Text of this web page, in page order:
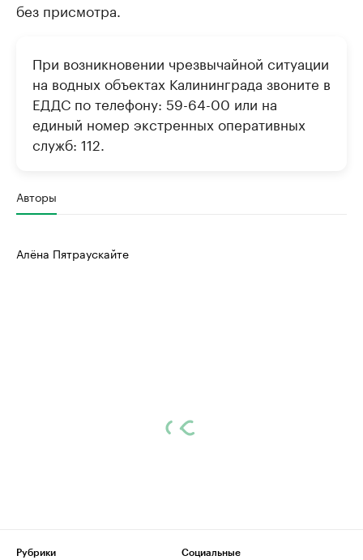
без присмотра.
При возникновении чрезвычайной ситуации
на водных объектах Калининграда звоните в
ЕДДС по телефону: 59-64-00 или на
единый номер экстренных оперативных
служб: 112.
Авторы
Алёна Пятраускайте
Рубрики
Социальные